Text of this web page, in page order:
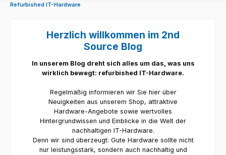
Refurbished IT-Hardware
Herzlich willkommen im 2nd
Source Blog
In unserem Blog dreht sich alles um das, was uns
wirklich bewegt: refurbished IT-Hardware.
Regelmäßig informieren wir Sie hier über
Neuigkeiten aus unserem Shop, attraktive
Hardware-Angebote sowie wertvolles
Hintergrundwissen und Einblicke in die Welt der
nachhaltigen IT-Hardware.
Denn wir sind überzeugt: Gute Hardware sollte nicht
nur leistungsstark, sondern auch nachhaltig und